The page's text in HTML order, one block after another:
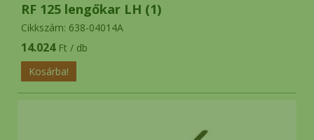
RF 125 lengőkar LH (1)
Cikkszám: 638-04014A
14.024Ft / db